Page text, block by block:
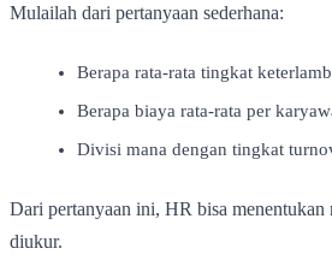
Mulailah dari pertanyaan sederhana:
Berapa rata-rata tingkat
Berapa biaya rata-rata per
Divisi mana dengan tingkat
Dari pertanyaan ini, HR bisa
diukur.